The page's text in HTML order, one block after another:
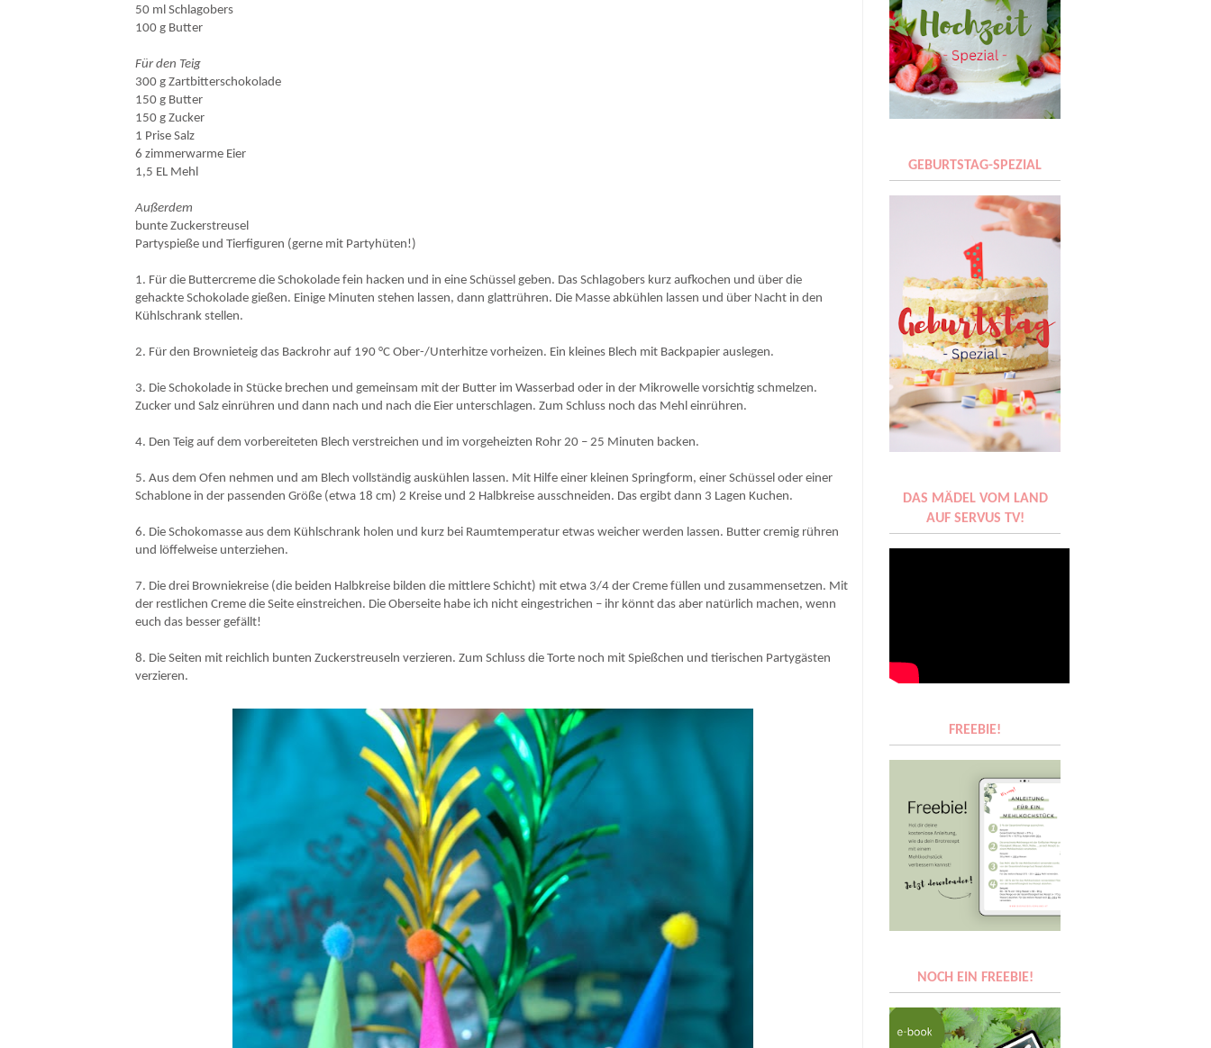
50 ml Schlagobers
100 g Butter
Für den Teig
300 g Zartbitterschokolade
150 g Butter
150 g Zucker
1 Prise Salz
6 zimmerwarme Eier
1,5 EL Mehl
Außerdem
bunte Zuckerstreusel
Partyspieße und Tierfiguren (gerne mit Partyhüten!)
1. Für die Buttercreme die Schokolade fein hacken und in eine Schüssel geben. Das Schlagobers kurz aufkochen und über die
gehackte Schokolade gießen. Einige Minuten stehen lassen, dann glattrühren. Die Masse abkühlen lassen und über Nacht in den
Kühlschrank stellen.
2. Für den Brownieteig das Backrohr auf 190 °C Ober-/Unterhitze vorheizen. Ein kleines Blech mit Backpapier auslegen.
3. Die Schokolade in Stücke brechen und gemeinsam mit der Butter im Wasserbad oder in der Mikrowelle vorsichtig schmelzen.
Zucker und Salz einrühren und dann nach und nach die Eier unterschlagen. Zum Schluss noch das Mehl einrühren.
4. Den Teig auf dem vorbereiteten Blech verstreichen und im vorgeheizten Rohr 20 – 25 Minuten backen.
5. Aus dem Ofen nehmen und am Blech vollständig auskühlen lassen. Mit Hilfe einer kleinen Springform, einer Schüssel oder einer
Schablone in der passenden Größe (etwa 18 cm) 2 Kreise und 2 Halbkreise ausschneiden. Das ergibt dann 3 Lagen Kuchen.
6. Die Schokomasse aus dem Kühlschrank holen und kurz bei Raumtemperatur etwas weicher werden lassen. Butter cremig rühren
und löffelweise unterziehen.
7. Die drei Browniekreise (die beiden Halbkreise bilden die mittlere Schicht) mit etwa 3/4 der Creme füllen und zusammensetzen. Mit
der restlichen Creme die Seite einstreichen. Die Oberseite habe ich nicht eingestrichen – ihr könnt das aber natürlich machen, wenn
euch das besser gefällt!
8. Die Seiten mit reichlich bunten Zuckerstreuseln verzieren. Zum Schluss die Torte noch mit Spießchen und tierischen Partygästen
verzieren.
GEBURTSTAG-SPEZIAL
DAS MÄDEL VOM LAND
AUF SERVUS TV!
FREEBIE!
NOCH EIN FREEBIE!